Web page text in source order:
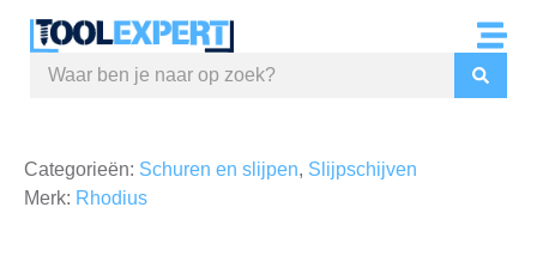
Categorieën: Schuren en slijpen, Slijpschijven
Merk: Rhodius